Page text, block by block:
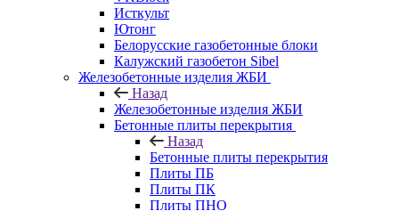
Исткульт
Ютонг
Белорусские газобетонные блоки
Калужский газобетон Sibel
Железобетонные изделия ЖБИ
Назад
Железобетонные изделия ЖБИ
Бетонные плиты перекрытия
Назад
Бетонные плиты перекрытия
Плиты ПБ
Плиты ПК
Плиты ПНО